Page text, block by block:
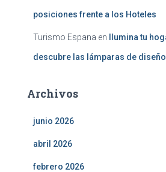
posiciones frente a los Hoteles
Turismo Espana en Ilumina tu
descubre las lámparas de diseño
Archivos
junio 2026
abril 2026
febrero 2026